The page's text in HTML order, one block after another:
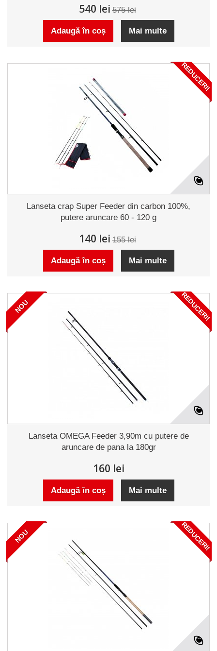
540 lei 575 lei
Adaugă în coș Mai multe
REDUCERI!
Lanseta crap Super Feeder din carbon 100%,
putere aruncare 60 - 120 g
140 lei 155 lei
Adaugă în coș Mai multe
NOU REDUCERI!
Lanseta OMEGA Feeder 3,90m cu putere de
aruncare de pana la 180gr
160 lei
Adaugă în coș Mai multe
NOU REDUCERI!